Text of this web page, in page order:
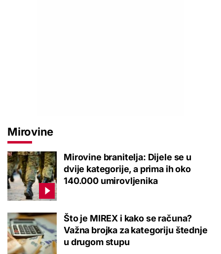
Mirovine
Mirovine branitelja: Dijele se u
dvije kategorije, a prima ih oko
140.000 umirovljenika
Što je MIREX i kako se računa?
Važna brojka za kategoriju štednje
u drugom stupu